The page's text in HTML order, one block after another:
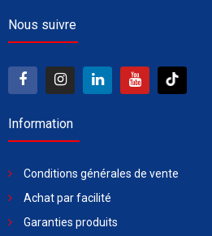
Nous suivre
Information
Conditions générales de vente
Achat par facilité
Garanties produits